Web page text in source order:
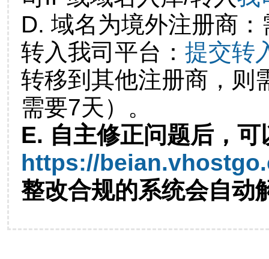
D. 域名为境外注册商
转入我司平台： 提交转
转移到其他注册商，则
需要7天）。
E. 自主修正问题后，可
https://
整改合规的系统会自动